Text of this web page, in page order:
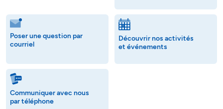
Poser une question par
courriel
Découvrir nos activités
et événements
Communiquer avec nous
par téléphone